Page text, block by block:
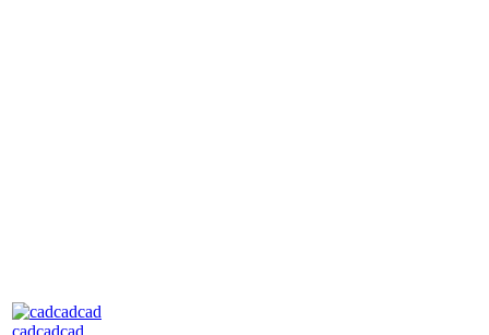
cadcadcad